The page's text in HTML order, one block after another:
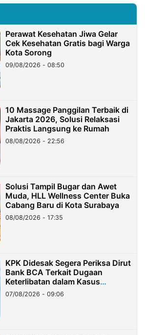
Perawat Kesehatan Jiwa Gelar
Cek Kesehatan Gratis bagi Warga
Kota Sorong
09/08/2026 - 08:50
10 Massage Panggilan Terbaik di
Jakarta 2026, Solusi Relaksasi
Praktis Langsung ke Rumah
08/08/2026 - 22:56
Solusi Tampil Bugar dan Awet
Muda, HLL Wellness Center Buka
Cabang Baru di Kota Surabaya
08/08/2026 - 17:35
KPK Didesak Segera Periksa Dirut
Bank BCA Terkait Dugaan
Keterlibatan dalam Kasus
Hilangnya Dana Nasabah Rp2,58
Miliar
07/08/2026 - 09:06